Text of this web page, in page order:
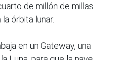
de millón de millas
órbita lunar.
en un Gateway, una